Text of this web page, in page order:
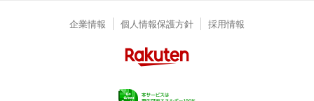
企業情報 個人情報保護方針 採用情報